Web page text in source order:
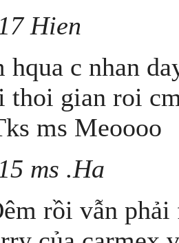
Hien
hqua c nhan
thoi gian roi
ms Meoooo
ms .Ha
rồi vẫn phải